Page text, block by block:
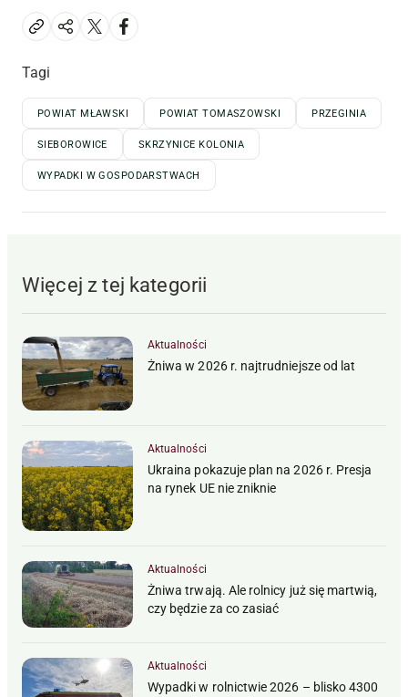
Tagi
POWIAT MŁAWSKI POWIAT TOMASZOWSKI PRZEGINIA
SIEBOROWICE SKRZYNICE KOLONIA
WYPADKI W GOSPODARSTWACH
Więcej z tej kategorii
Aktualności
Żniwa w 2026 r. najtrudniejsze od lat
Aktualności
Ukraina pokazuje plan na 2026 r. Presja
na rynek UE nie zniknie
Aktualności
Żniwa trwają. Ale rolnicy już się martwią,
czy będzie za co zasiać
Aktualności
Wypadki w rolnictwie 2026 – blisko 4300